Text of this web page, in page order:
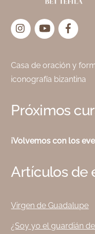
InstagramYouTube
Casa de oración y
iconografía bizantina
Próximos
¡Volvemos con los
Artículos de
Virgen de Guadalupe
¿Soy yo el guardián